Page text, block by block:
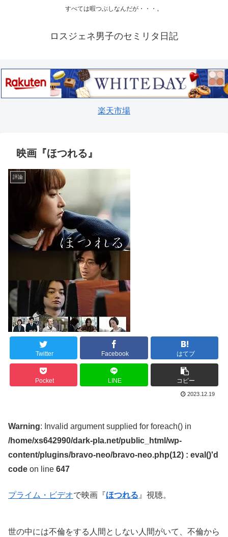
すべては暇つぶしなんだが・・・。
ロスジェネ男子のセミリタ日記
楽天市場
映画『ほつれる』
評論
Twitter Facebook はてブ
Pocket LINE コピー
2023.12.19
Warning: Invalid argument supplied for foreach() in
/home/xs642990/dark-pla.net/public_html/wp-
content/plugins/bravo-neo/bravo-neo.php(12) : eval()'d
code on line 647
プライム・ビデオで映画『ほつれる 』視聴。
世の中には不倫をする人間としない人間がいて、不倫から